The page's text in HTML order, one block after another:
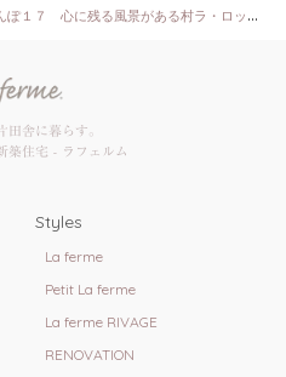
７ 心に残る風景がある村ラ・ロッシュ・ギヨン
田舎に暮らす。
築住宅 - ラフェルム
Styles
La ferme
Petit La ferme
La ferme RIVAGE
RENOVATION